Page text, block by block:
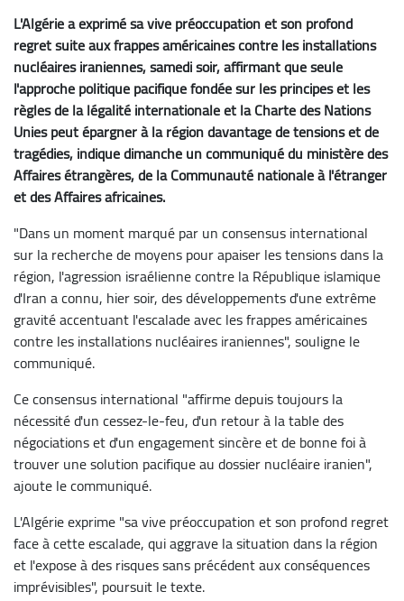
L'Algérie a exprimé sa vive préoccupation et son profond
regret suite aux frappes américaines contre les installations
nucléaires iraniennes, samedi soir, affirmant que seule
l'approche politique pacifique fondée sur les principes et les
règles de la légalité internationale et la Charte des Nations
Unies peut épargner à la région davantage de tensions et de
tragédies, indique dimanche un communiqué du ministère des
Affaires étrangères, de la Communauté nationale à l'étranger
et des Affaires africaines.
"Dans un moment marqué par un consensus international
sur la recherche de moyens pour apaiser les tensions dans la
région, l'agression israélienne contre la République islamique
d'Iran a connu, hier soir, des développements d'une extrême
gravité accentuant l'escalade avec les frappes américaines
contre les installations nucléaires iraniennes", souligne le
communiqué.
Ce consensus international "affirme depuis toujours la
nécessité d'un cessez-le-feu, d'un retour à la table des
négociations et d'un engagement sincère et de bonne foi à
trouver une solution pacifique au dossier nucléaire iranien",
ajoute le communiqué.
L'Algérie exprime "sa vive préoccupation et son profond regret
face à cette escalade, qui aggrave la situation dans la région
et l'expose à des risques sans précédent aux conséquences
imprévisibles", poursuit le texte.